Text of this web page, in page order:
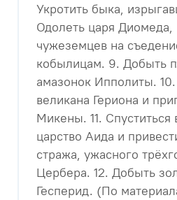
Укротить быка,
Одолеть царя Диомеда,
чужеземцев на
кобылицам. 9. Добыть
амазонок Ипполиты.
великана Гериона и
Микены. 11. Спуститься
царство Аида и
стража, ужасного
Цербера. 12. Добыть
Гесперид. (По